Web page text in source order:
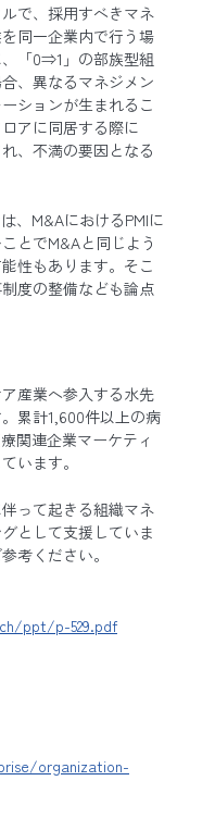
で、採用すべきマネ
同一企業内で行う場
「0⇒1」の部族型組
、異なるマネジメン
ションが生まれるこ
アに同居する際に
、不満の要因となる
、M&AにおけるPMIに
とでM&Aと同じよう
性もあります。そこ
度の整備なども論点
産業へ参入する水先
累計1,600件以上の病
関連企業マーケティ
います。
って起きる組織マネ
として支援していま
考ください。
ppt/p-529.pdf
organization-